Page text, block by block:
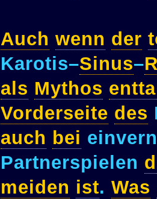
Auch wenn der
Karotis–Sinus–
als Mythos
Vorderseite des
auch bei
Partnerspielen
meiden ist. Was